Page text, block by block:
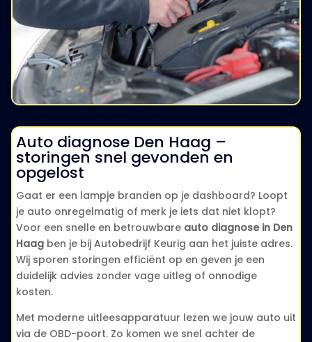
Auto diagnose Den Haag –
storingen snel gevonden en
opgelost
Gaat er een lampje branden op je dashboard? Loopt
je auto onregelmatig of merk je iets dat niet klopt?
Voor een snelle en betrouwbare auto diagnose in Den
Haagben je bij Autobedrijf Keurig aan het juiste adres.
Wij sporen storingen efficiënt op en geven je een
duidelijk advies zonder vage uitleg of onnodige
kosten.
Met moderne uitleesapparatuur lezen we jouw auto uit
via de OBD-poort. Zo komen we snel achter de